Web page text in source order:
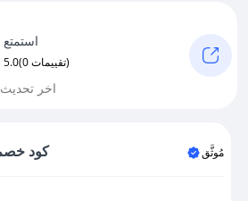
استمتع
5.0 (0 تقييمات)
اخر تحديث: 06/08/
كود مُوثَّق